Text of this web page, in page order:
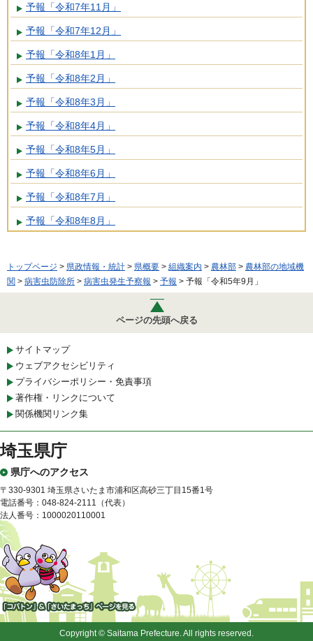
予報「令和7年11月」
予報「令和7年12月」
予報「令和8年1月」
予報「令和8年2月」
予報「令和8年3月」
予報「令和8年4月」
予報「令和8年5月」
予報「令和8年6月」
予報「令和8年7月」
予報「令和8年8月」
トップページ > 県政情報・統計 > 県概要 > 組織案内 > 農林部 > 農林部の地域機
関 > 病害虫防除所 > 病害虫発生予察報 > 予報 > 予報「令和5年9月」
ページの先頭へ戻る
サイトマップ
ウェブアクセシビリティ
プライバシーポリシー・免責事項
著作権・リンクについて
関係機関リンク集
埼玉県庁
県庁へのアクセス
〒330-9301 埼玉県さいたま市浦和区高砂三丁目15番1号
電話番号：048-824-2111（代表）
法人番号：1000020110001
「コバトン」&「さいたまっ
Copyright © Saitama Prefecture. All rights reserved.